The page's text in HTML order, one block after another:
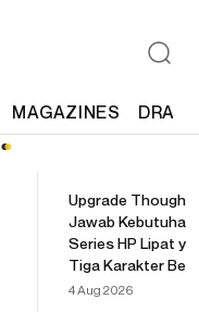
MAGAZINES
Upgrade
Jawab Kebutuhan
Series HP Lipat
Tiga Karakter
4 Aug 2026